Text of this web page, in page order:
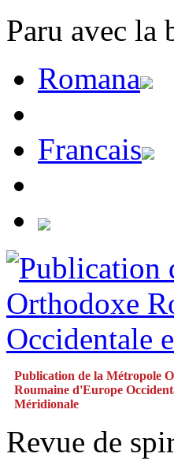
Paru avec la
Romana
Francais
Publication de la Métropole
Roumaine d'Europe
Méridionale
Revue de